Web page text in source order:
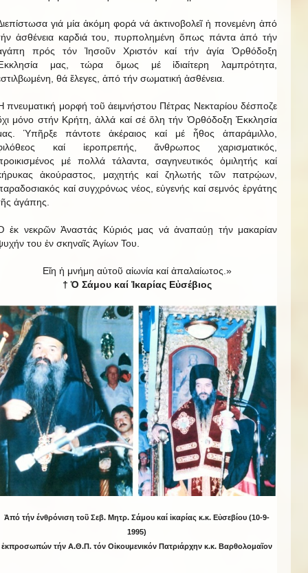
γιά μία ἀκόμη φορά νά ἀκτινοβολεῖ ἡ πονεμένη ἀπό
ἀσθένεια καρδιά του, πυρπολημένη ὅπως πάντα ἀπό τήν
πρός τόν Ἰησοῦν Χριστόν καί τήν ἁγία Ὀρθόδοξη
μας, τώρα ὅμως μέ ἰδιαίτερη λαμπρότητα,
θά ἔλεγες, ἀπό τήν σωματική ἀσθένεια.
πνευματική μορφή τοῦ ἀειμνήστου Πέτρας Νεκταρίου δέσποζε
μόνο στήν Κρήτη, ἀλλά καί σέ ὅλη τήν Ὀρθόδοξη Ἐκκλησία
Ὑπῆρξε πάντοτε ἀκέραιος καί μέ ἦθος ἀπαράμιλλο,
καί ἱεροπρεπής, ἄνθρωπος χαρισματικός,
μέ πολλά τάλαντα, σαγηνευτικός ὁμιλητής καί
ἀκούραστος, μαχητής καί ζηλωτής τῶν πατρῴων,
καί συγχρόνως νέος, εὐγενής καί σεμνός ἐργάτης
ἀγάπης.
ἐκ νεκρῶν Ἀναστάς Κύριός μας νά ἀναπαύῃ τήν μακαρίαν
του ἐν σκηναῖς Ἁγίων Του.
Εἴη ἡ μνήμη αὐτοῦ αἰωνία καί ἀπαλαίωτος.»
† Ὁ Σάμου καί Ἰκαρίας Εὐσέβιος
Ἀπό τήν ένθρόνιση τοῦ Σεβ. Μητρ. Σάμου καί ἰκαρίας κ.κ. Εὐσεβίου (10-9-
1995)
ἐκπροσωπών τήν Α.Θ.Π. τόν Οἰκουμενικόν Πατριάρχην κ.κ. Βαρθολομαῖον